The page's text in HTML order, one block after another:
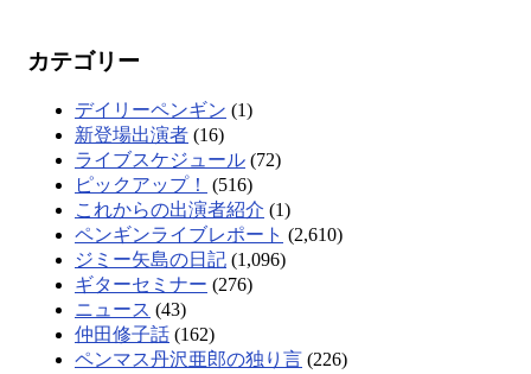
カテゴリー
デイリーペンギン (1)
新登場出演者 (16)
ライブスケジュール (72)
ピックアップ！
(516)
これからの出演者紹介 (1)
ペンギンライブレポート (2,610)
ジミー矢島の日記 (1,096)
ギターセミナー (276)
ニュース (43)
仲田修子話 (162)
ペンマス丹沢亜郎の独り言 (226)